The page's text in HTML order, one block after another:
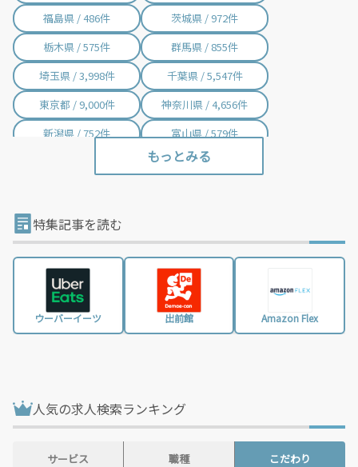
福島県 / 486件
茨城県 / 972件
栃木県 / 575件
群馬県 / 855件
埼玉県 / 3,998件
千葉県 / 5,547件
東京都 / 9,000件
神奈川県 / 4,656件
新潟県 / 752件
富山県 / 579件
福井県 / 414件
岐阜県 / 844件
愛知県 / 3,016件
三重県 / 998件
滋賀県 / 657件
京都府 / 1,404件
大阪府 / 3,331件
兵庫県 / 2,487件
奈良県 / 622件
和歌山県 / 321件
香川県 / 501件
愛媛県 / 436件
特集記事を読む
ウーバーイーツ 出前館 Amazon Flex
人気の求人検索ランキング
サービス 職種 こだわり